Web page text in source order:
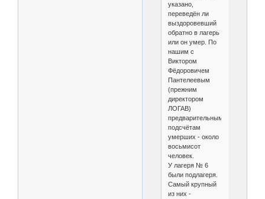
указано,
переведён ли
выздоровевший
обратно в лагерь
или он умер. По
нашим с
Виктором
Фёдоровичем
Пантелеевым
(прежним
директором
ЛОГАВ)
предварительным
подсчётам
умерших - около
восьмисот
человек.
У лагеря № 6
были подлагеря.
Самый крупный
из них -